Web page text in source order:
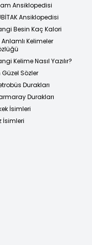
Ansiklopedisi
Ansiklopedisi
Besin Kaç Kalori
Anlamlı Kelimeler
Kelime Nasıl Yazılır?
Güzel Sözler
Durakları
Durakları
İsimleri
İsimleri